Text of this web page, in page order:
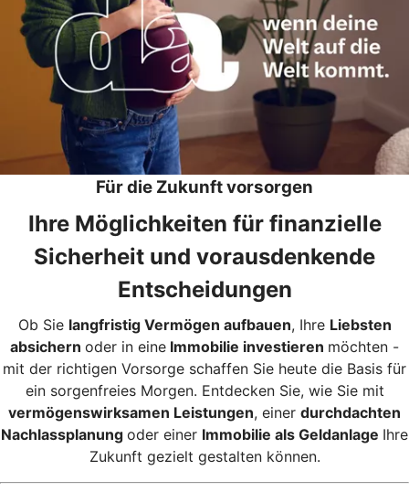
Für die Zukunft vorsorgen
Ihre Möglichkeiten für finanzielle
Sicherheit und vorausdenkende
Entscheidungen
Ob Sie langfristig Vermögen aufbauen, Ihre Liebsten
absichern oder in eine Immobilie investieren möchten -
mit der richtigen Vorsorge schaffen Sie heute die Basis für
ein sorgenfreies Morgen. Entdecken Sie, wie Sie mit
vermögenswirksamen Leistungen, einer durchdachten
Nachlassplanung oder einer Immobilie als Geldanlage Ihre
Zukunft gezielt gestalten können.